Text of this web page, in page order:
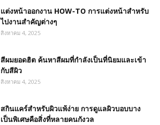
แต่งหน้าออกงาน HOW-TO การแต่งหน้าสำหรับ
ไปงานสำคัญต่างๆ
สิงหาคม 4, 2025
สีผมยอดฮิต ค้นหาสีผมที่กำลังเป็นที่นิยมและเข้า
กับสีผิว
สิงหาคม 4, 2025
สกินแคร์สำหรับผิวแพ้ง่าย การดูแลผิวบอบบาง
เป็นพิเศษคือสิ่งที่หลายคนกังวล